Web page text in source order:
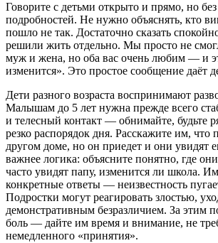
Говорите с детьми открыто и прямо, но
подробностей. Не нужно объяснять, кто
пошло не так. Достаточно сказать
решили жить отдельно. Мы просто не
муж и жена, но оба вас очень любим — и
изменится». Это простое сообщение даёт
Дети разного возраста воспринимают
Малышам до 5 лет нужна прежде всего
и телесный контакт — обнимайте, будьте
резко распорядок дня. Расскажите им, что
другом доме, но он приедет и они увидят
важнее логика: объясните понятно, где
часто увидят папу, изменится ли школа.
конкретные ответы — неизвестность
Подростки могут реагировать злостью,
демонстративным безразличием. За этим
боль — дайте им время и внимание, не
немедленного «принятия».